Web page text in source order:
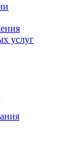
услуг